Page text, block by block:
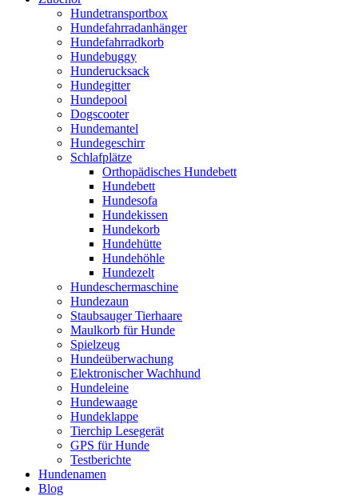
Hundetransportbox
Hundefahrradanhänger
Hundefahrradkorb
Hundebuggy
Hunderucksack
Hundegitter
Hundepool
Dogscooter
Hundemantel
Hundegeschirr
Schlafplätze
Orthopädisches Hundebett
Hundebett
Hundesofa
Hundekissen
Hundekorb
Hundehütte
Hundehöhle
Hundezelt
Hundeschermaschine
Hundezaun
Staubsauger Tierhaare
Maulkorb für Hunde
Spielzeug
Hundeüberwachung
Elektronischer Wachhund
Hundeleine
Hundewaage
Hundeklappe
Tierchip Lesegerät
GPS für Hunde
Testberichte
Hundenamen
Blog